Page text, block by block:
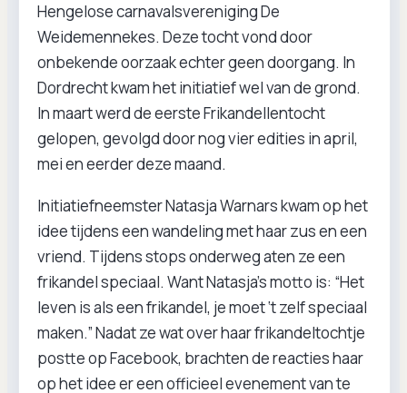
Hengelose carnavalsvereniging De
Weidemennekes. Deze tocht vond door
onbekende oorzaak echter geen doorgang. In
Dordrecht kwam het initiatief wel van de grond.
In maart werd de eerste Frikandellentocht
gelopen, gevolgd door nog vier edities in april,
mei en eerder deze maand.
Initiatiefneemster Natasja Warnars kwam op het
idee tijdens een wandeling met haar zus en een
vriend. Tijdens stops onderweg aten ze een
frikandel speciaal. Want Natasja’s motto is: “Het
leven is als een frikandel, je moet ‘t zelf speciaal
maken.” Nadat ze wat over haar frikandeltochtje
postte op Facebook, brachten de reacties haar
op het idee er een officieel evenement van te